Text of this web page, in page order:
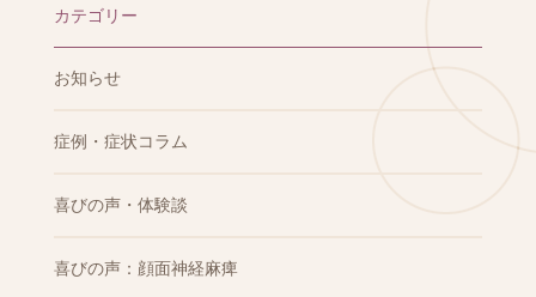
カテゴリー
お知らせ
症例・症状コラム
喜びの声・体験談
喜びの声：顔面神経麻痺